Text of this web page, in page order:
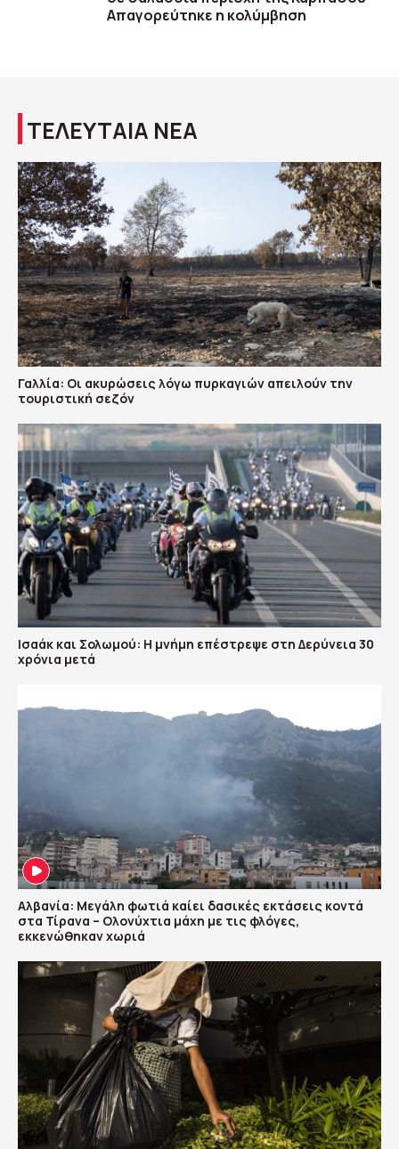
Απαγορεύτηκε η κολύμβηση
ΤΕΛΕΥΤΑΙΑ ΝΕΑ
Γαλλία: Οι ακυρώσεις λόγω πυρκαγιών απειλούν την
τουριστική σεζόν
Ισαάκ και Σολωμού: Η μνήμη επέστρεψε στη Δερύνεια 30
χρόνια μετά
Αλβανία: Μεγάλη φωτιά καίει δασικές εκτάσεις κοντά
στα Τίρανα – Ολονύχτια μάχη με τις φλόγες,
εκκενώθηκαν χωριά